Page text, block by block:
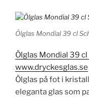
Ölglas Mondial 39 cl
Ölglas Mondial 39
www.dryckesglas.se
Ölglas på fot i
eleganta glas som